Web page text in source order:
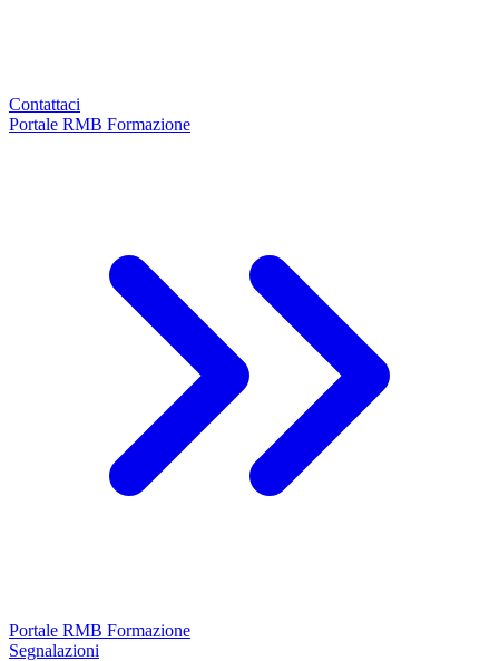
Contattaci
Portale RMB Formazione
Portale RMB Formazione
Segnalazioni